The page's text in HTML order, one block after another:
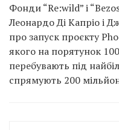
Фонди “Re:wild” і
Леонардо Ді Капріо і
про запуск проєкту
якого на порятунок
перебувають під
спрямують 200